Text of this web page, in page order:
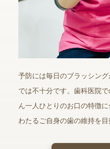
予防には毎日のブラッシン
では不十分です。歯科医院
ん一人ひとりのお口の特徴
わたるご自身の歯の維持を目